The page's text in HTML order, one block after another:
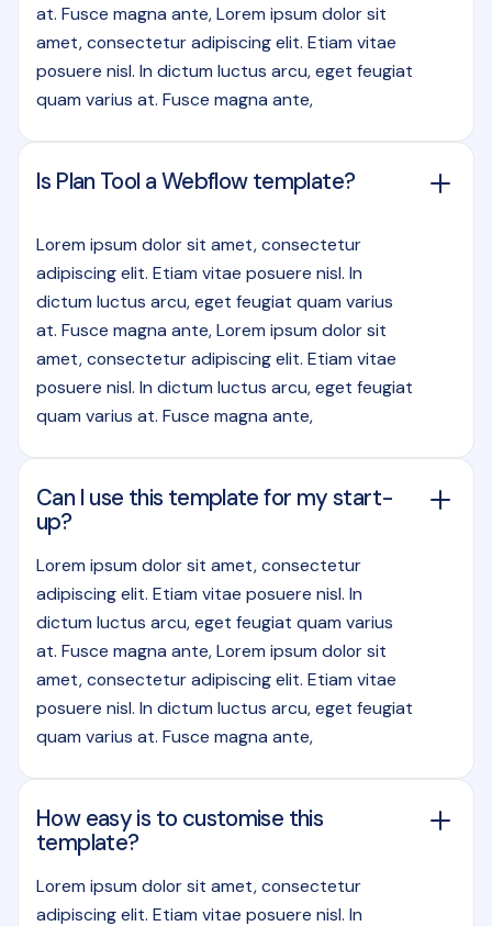
at. Fusce magna ante, Lorem ipsum dolor sit
amet, consectetur adipiscing elit. Etiam vitae
posuere nisl. In dictum luctus arcu, eget feugiat
quam varius at. Fusce magna ante,
Is Plan Tool a Webflow template?
Lorem ipsum dolor sit amet, consectetur
adipiscing elit. Etiam vitae posuere nisl. In
dictum luctus arcu, eget feugiat quam varius
at. Fusce magna ante, Lorem ipsum dolor sit
amet, consectetur adipiscing elit. Etiam vitae
posuere nisl. In dictum luctus arcu, eget feugiat
quam varius at. Fusce magna ante,
Can I use this template for my start-
up?
Lorem ipsum dolor sit amet, consectetur
adipiscing elit. Etiam vitae posuere nisl. In
dictum luctus arcu, eget feugiat quam varius
at. Fusce magna ante, Lorem ipsum dolor sit
amet, consectetur adipiscing elit. Etiam vitae
posuere nisl. In dictum luctus arcu, eget feugiat
quam varius at. Fusce magna ante,
How easy is to customise this
template?
Lorem ipsum dolor sit amet, consectetur
adipiscing elit. Etiam vitae posuere nisl. In